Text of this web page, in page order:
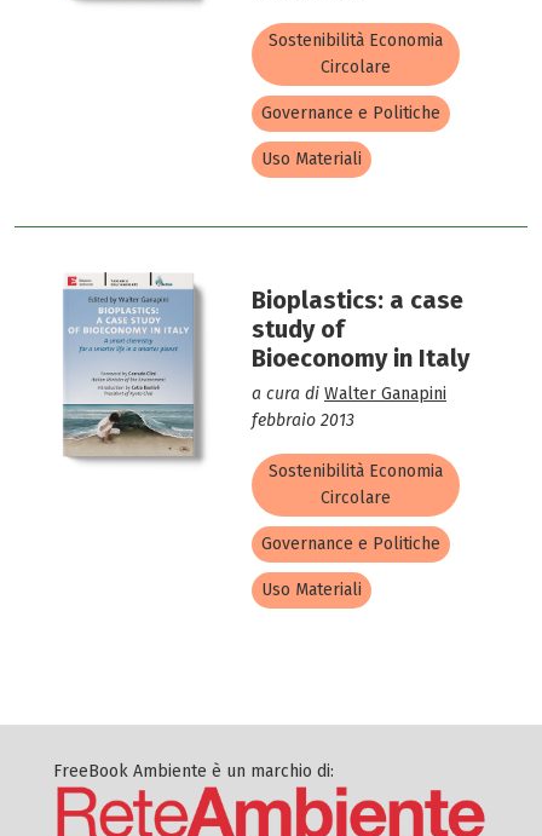
Sostenibilità Economia
Circolare
Governance e Politiche
Uso Materiali
Bioplastics: a case
study of
Bioeconomy in Italy
a cura di Walter Ganapini
febbraio 2013
Sostenibilità Economia
Circolare
Governance e Politiche
Uso Materiali
FreeBook Ambiente è un marchio di: